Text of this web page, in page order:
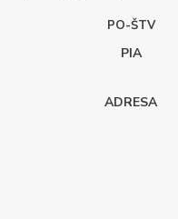
PO-ŠTV
PIA
ADRESA